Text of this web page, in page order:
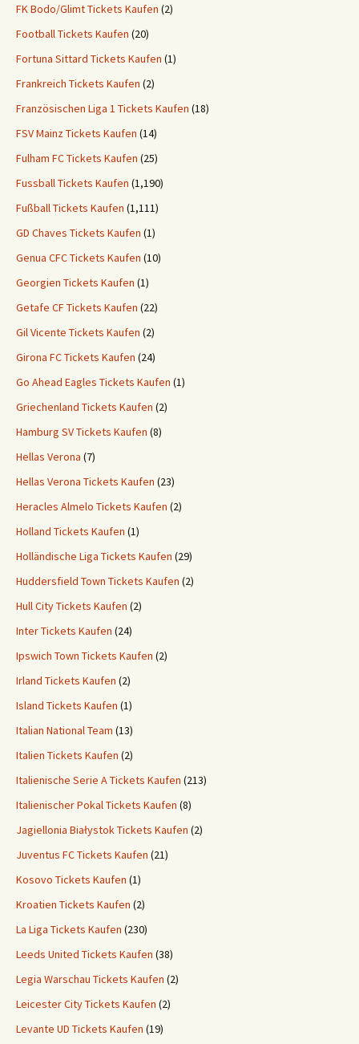
FK Bodo/Glimt Tickets Kaufen (2)
Football Tickets Kaufen (20)
Fortuna Sittard Tickets Kaufen (1)
Frankreich Tickets Kaufen (2)
Französischen Liga 1 Tickets Kaufen (18)
FSV Mainz Tickets Kaufen (14)
Fulham FC Tickets Kaufen (25)
Fussball Tickets Kaufen (1,190)
Fußball Tickets Kaufen (1,111)
GD Chaves Tickets Kaufen (1)
Genua CFC Tickets Kaufen (10)
Georgien Tickets Kaufen (1)
Getafe CF Tickets Kaufen (22)
Gil Vicente Tickets Kaufen (2)
Girona FC Tickets Kaufen (24)
Go Ahead Eagles Tickets Kaufen (1)
Griechenland Tickets Kaufen (2)
Hamburg SV Tickets Kaufen (8)
Hellas Verona (7)
Hellas Verona Tickets Kaufen (23)
Heracles Almelo Tickets Kaufen (2)
Holland Tickets Kaufen (1)
Holländische Liga Tickets Kaufen (29)
Huddersfield Town Tickets Kaufen (2)
Hull City Tickets Kaufen (2)
Inter Tickets Kaufen (24)
Ipswich Town Tickets Kaufen (2)
Irland Tickets Kaufen (2)
Island Tickets Kaufen (1)
Italian National Team (13)
Italien Tickets Kaufen (2)
Italienische Serie A Tickets Kaufen (213)
Italienischer Pokal Tickets Kaufen (8)
Jagiellonia Białystok Tickets Kaufen (2)
Juventus FC Tickets Kaufen (21)
Kosovo Tickets Kaufen (1)
Kroatien Tickets Kaufen (2)
La Liga Tickets Kaufen (230)
Leeds United Tickets Kaufen (38)
Legia Warschau Tickets Kaufen (2)
Leicester City Tickets Kaufen (2)
Levante UD Tickets Kaufen (19)